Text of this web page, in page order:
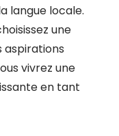
langue locale.
une
aspirations
vivrez une
en tant